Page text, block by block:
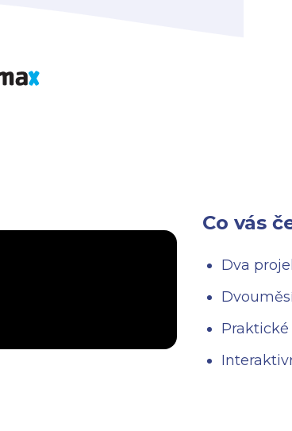
Co vás
Dva